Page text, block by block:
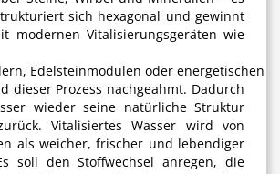
sich hexagonal und gewinnt
modernen Vitalisierungsgeräten wie
, Edelsteinmodulen oder energetischen
dieser Prozess nachgeahmt. Dadurch
wieder seine natürliche Struktur
Vitalisiertes Wasser wird von
als weicher, frischer und lebendiger
soll den Stoffwechsel anregen, die